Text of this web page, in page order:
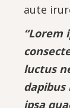
aute
“Lorem
luctus
dapibus
ipsa